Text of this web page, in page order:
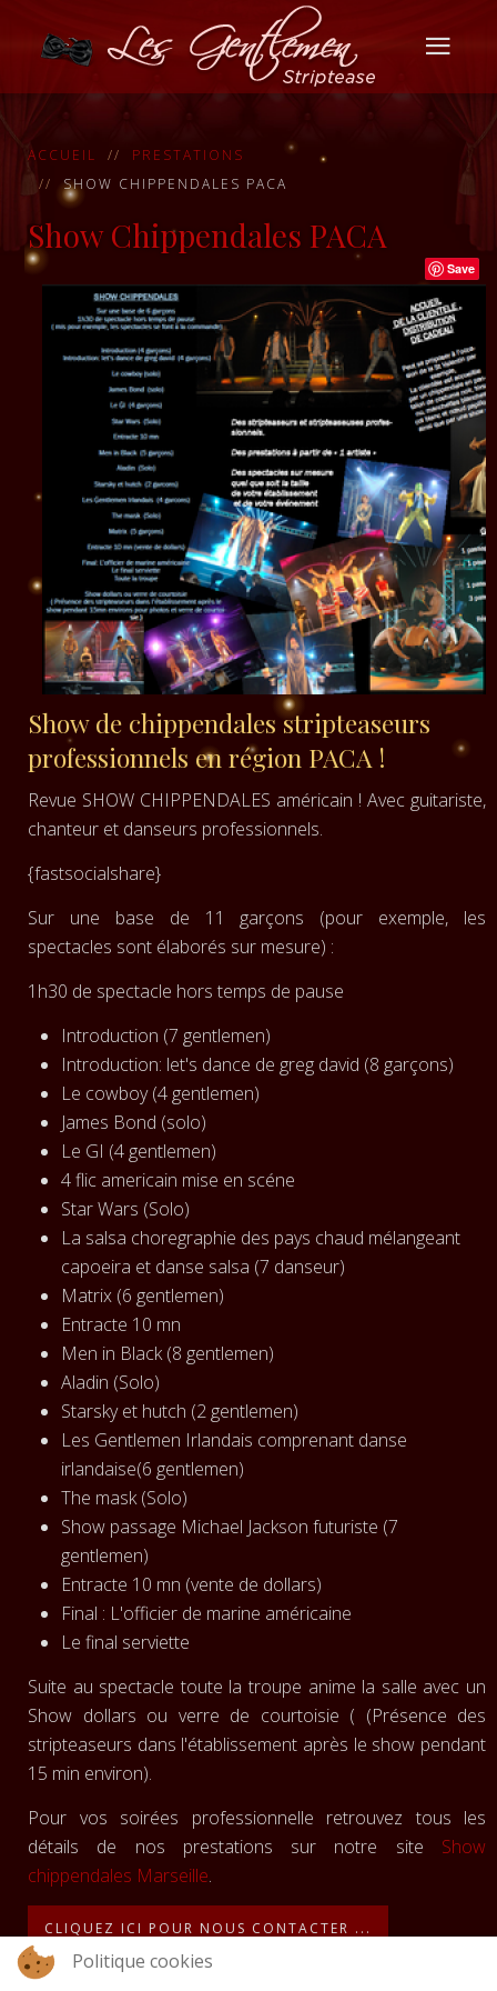
ACCUEIL
PRESTATIONS
SHOW CHIPPENDALES PACA
Show Chippendales PACA
Save
Show de chippendales stripteaseurs
professionnels en région PACA !
Revue SHOW CHIPPENDALES américain ! Avec guitariste,
chanteur et danseurs professionnels.
{fastsocialshare}
Sur une base de 11 garçons (pour exemple, les
spectacles sont élaborés sur mesure) :
1h30 de spectacle hors temps de pause
Introduction (7 gentlemen)
Introduction: let's dance de greg david (8 garçons)
Le cowboy (4 gentlemen)
James Bond (solo)
Le GI (4 gentlemen)
4 flic americain mise en scéne
Star Wars (Solo)
La salsa choregraphie des pays chaud mélangeant
capoeira et danse salsa (7 danseur)
Matrix (6 gentlemen)
Entracte 10 mn
Men in Black (8 gentlemen)
Aladin (Solo)
Starsky et hutch (2 gentlemen)
Les Gentlemen Irlandais comprenant danse
irlandaise(6 gentlemen)
The mask (Solo)
Show passage Michael Jackson futuriste (7
gentlemen)
Entracte 10 mn (vente de dollars)
Final : L'officier de marine américaine
Le final serviette
Suite au spectacle toute la troupe anime la salle avec un
Show dollars ou verre de courtoisie ( (Présence des
stripteaseurs dans l'établissement après le show pendant
15 min environ).
Pour vos soirées professionnelle retrouvez tous les
détails de nos prestations sur notre site Show
chippendales Marseille.
CLIQUEZ ICI POUR NOUS CONTACTER ...
Politique cookies